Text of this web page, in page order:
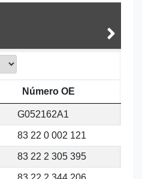
Número OE
G052162A1
83 22 0 002 121
83 22 2 305 395